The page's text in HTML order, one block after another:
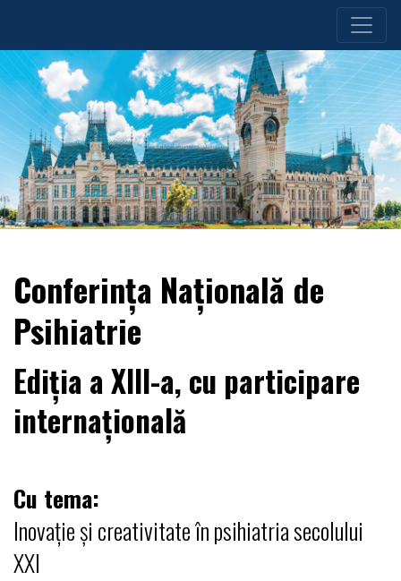
Conferința Națională de
Psihiatrie
Ediția a XIII-a, cu participare
internațională
Cu tema:
Inovație și creativitate în psihiatria secolului
XXI